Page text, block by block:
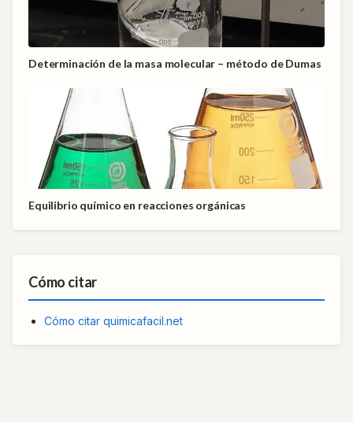
Determinación de la masa molecular – método de Dumas
Equilibrio químico en reacciones orgánicas
Cómo citar
Cómo citar quimicafacil.net